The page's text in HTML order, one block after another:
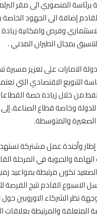
برئاسة المنصوري الى مقر
إضافة الى الجهود الخاصة
وفرص وامكانية
بمجال الطيران المدني .
الامارات على تعزيز مسيرة
التنويع الاقتصادي التي
من خلال زيادة حصة
للدولة وخاصة قطاع الصناعة،
والمتوسطة.
وأجندة عمل مشتركة
والحيوية في المرحلة
تكون مرتبطة بمواعيد
الاسبوع القادم تتيح الفرصة
نظر الشركاء الاوروبين
المتعلقة والمرتبطة بعلاقات